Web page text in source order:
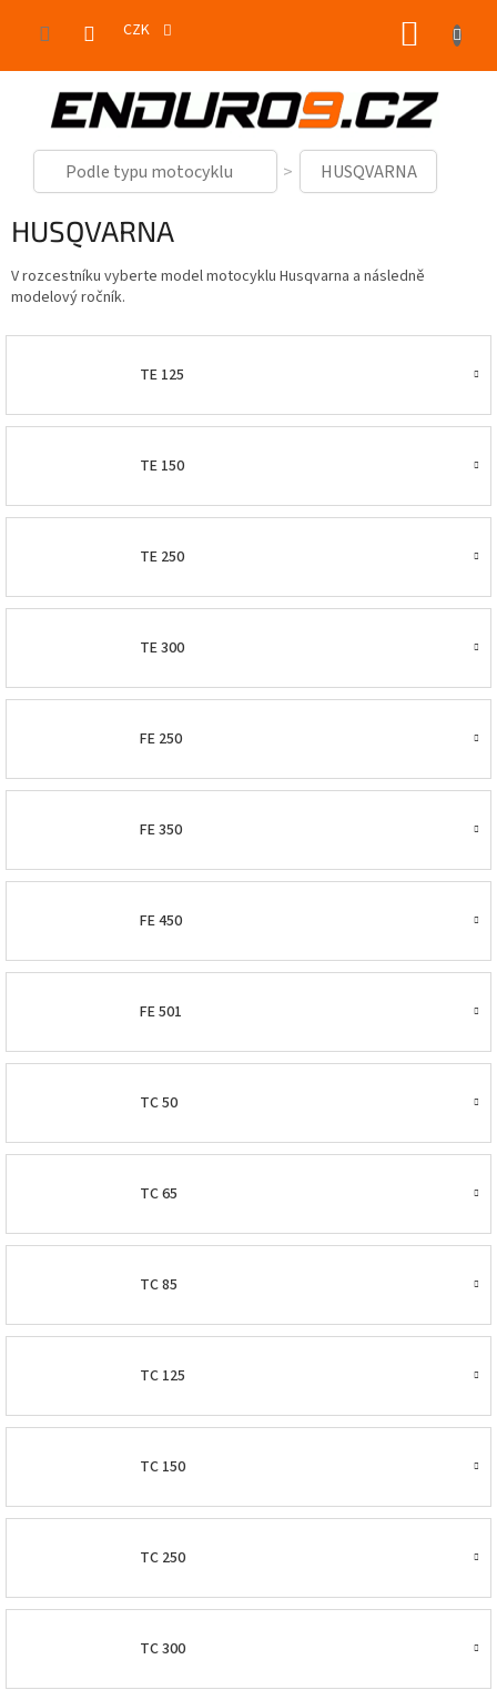
CZK
Podle typu motocyklu HUSQVARNA
HUSQVARNA
V rozcestníku vyberte model motocyklu Husqvarna a následně
modelový ročník.
TE 125
TE 150
TE 250
TE 300
FE 250
FE 350
FE 450
FE 501
TC 50
TC 65
TC 85
TC 125
TC 150
TC 250
TC 300